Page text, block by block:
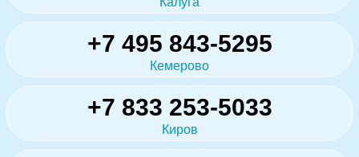
+7 495 843-5295
Кемерово
+7 833 253-5033
Киров